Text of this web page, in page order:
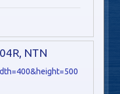
NTN